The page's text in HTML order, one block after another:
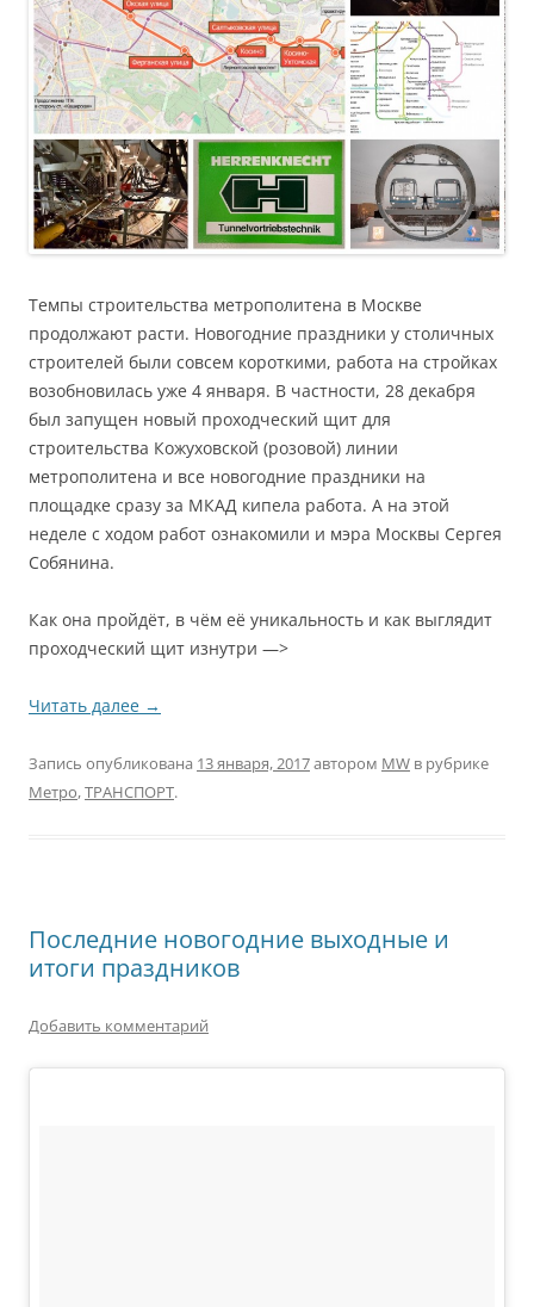
Темпы строительства метрополитена в Москве
продолжают расти. Новогодние праздники у столичных
строителей были совсем короткими, работа на стройках
возобновилась уже 4 января. В частности, 28 декабря
был запущен новый проходческий щит для
строительства Кожуховской (розовой) линии
метрополитена и все новогодние праздники на
площадке сразу за МКАД кипела работа. А на этой
неделе с ходом работ ознакомили и мэра Москвы Сергея
Собянина.
Как она пройдёт, в чём её уникальность и как выглядит
проходческий щит изнутри —>
Читать далее →
Запись опубликована 13 января, 2017автором MW в рубрике
Метро,ТРАНСПОРТ.
Последние новогодние выходные и
итоги праздников
Добавить комментарий